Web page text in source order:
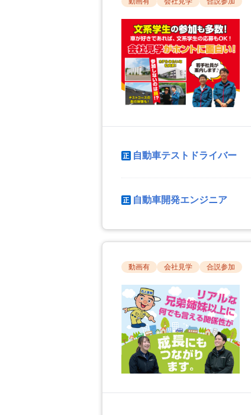
自動車テストドライバー
自動車開発エンジニア
動画有 会社見学 合説参加